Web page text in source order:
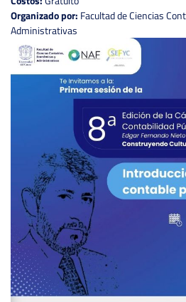
Organizado por: Facultad de Ciencias
Administrativas